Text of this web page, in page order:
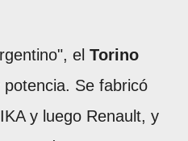
el Torino
Se fabricó
y luego Renault, y